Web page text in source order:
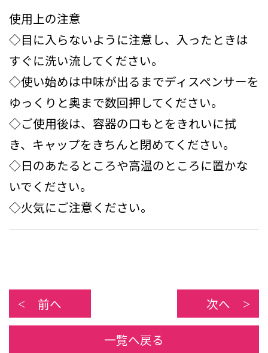
使用上の注意
◇目に入らないように注意し、入ったときは
すぐに洗い流してください。
◇使い始めは中味が出るまでディスペンサーを
ゆっくりと奥まで数回押してください。
◇ご使用後は、容器の口もとをきれいに拭
き、キャップをきちんと閉めてください。
◇日のあたるところや高温のところに置かな
いでください。
◇火気にご注意ください。
前へ 次へ
一覧へ戻る